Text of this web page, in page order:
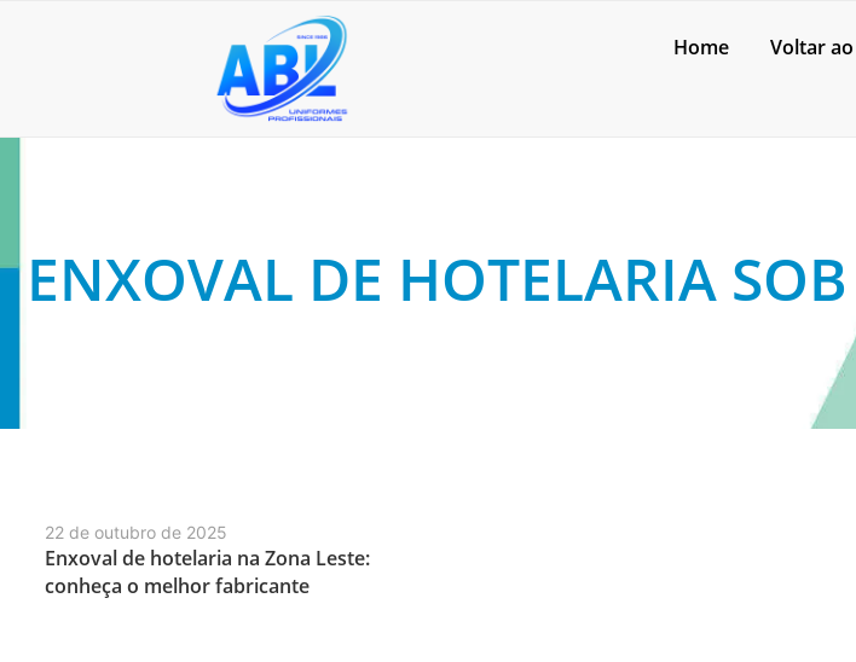
Home Voltar
ENXOVAL DE HOTELARIA
22 de outubro de 2025
Enxoval de hotelaria na Zona Leste:
conheça o melhor fabricante